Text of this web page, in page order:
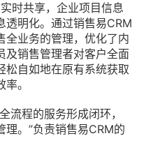
时共享，企业项目信息
透明化。通过销售易CRM
全业务的管理，优化了内
及销售管理者对客户全面
松自如地在原有系统获取
。
流程的服务形成闭环，
。”负责销售易CRM的